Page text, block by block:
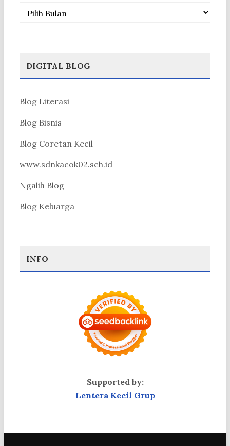
Arsip
DIGITAL BLOG
Blog Literasi
Blog Bisnis
Blog Coretan Kecil
www.sdnkacok02.sch.id
Ngalih Blog
Blog Keluarga
INFO
Supported by:
Lentera Kecil Grup